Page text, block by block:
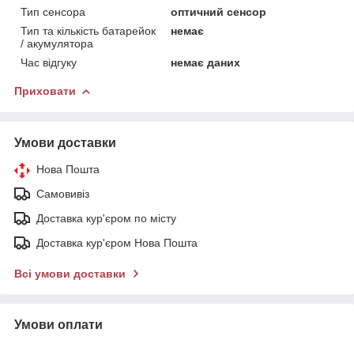
Тип сенсора
оптичний сенсор
Тип та кількість батарейок
/ акумулятора
немає
Час відгуку немає даних
Приховати
Умови доставки
Нова Пошта
Самовивіз
Доставка кур'єром по місту
Доставка кур'єром Нова Пошта
Всі умови доставки
Умови оплати